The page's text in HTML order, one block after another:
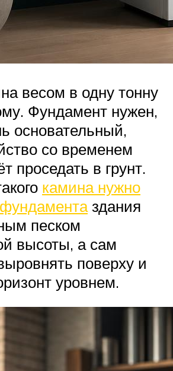
весом в одну тонну
Фундамент нужен,
основательный,
со временем
проседать в грунт.
камина нужно
здания
песком
высоты, а сам
поверху и
уровнем.